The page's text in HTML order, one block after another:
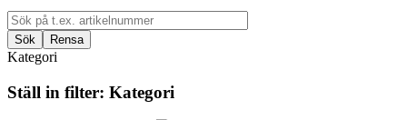
Kategori
Ställ in filter: Kategori